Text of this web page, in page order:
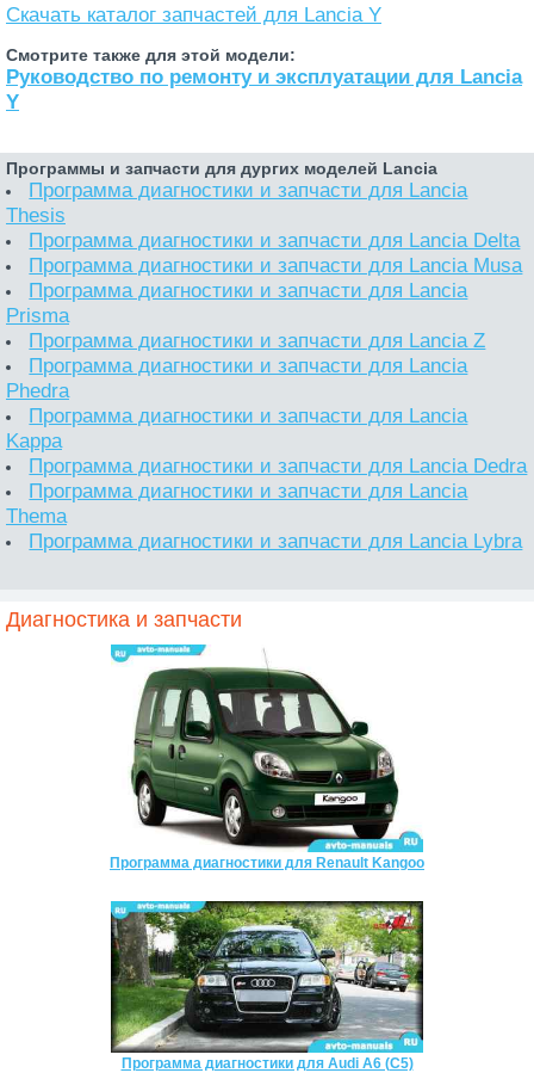
Скачать каталог запчастей для Lancia Y
Смотрите также для этой модели:
Руководство по ремонту и эксплуатации для Lancia
Y
Программы и запчасти для дургих моделей Lancia
Программа диагностики и запчасти для Lancia
Thesis
Программа диагностики и запчасти для Lancia Delta
Программа диагностики и запчасти для Lancia Musa
Программа диагностики и запчасти для Lancia
Prisma
Программа диагностики и запчасти для Lancia Z
Программа диагностики и запчасти для Lancia
Phedra
Программа диагностики и запчасти для Lancia
Kappa
Программа диагностики и запчасти для Lancia Dedra
Программа диагностики и запчасти для Lancia
Thema
Программа диагностики и запчасти для Lancia Lybra
Диагностика и запчасти
Программа диагностики для Renault Kangoo
Программа диагностики для Audi A6 (C5)